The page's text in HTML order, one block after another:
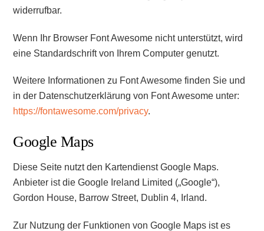
widerrufbar.
Wenn Ihr Browser Font Awesome nicht unterstützt, wird
eine Standardschrift von Ihrem Computer genutzt.
Weitere Informationen zu Font Awesome finden Sie und
in der Datenschutzerklärung von Font Awesome unter:
https://fontawesome.com/privacy.
Google Maps
Diese Seite nutzt den Kartendienst Google Maps.
Anbieter ist die Google Ireland Limited („Google“),
Gordon House, Barrow Street, Dublin 4, Irland.
Zur Nutzung der Funktionen von Google Maps ist es